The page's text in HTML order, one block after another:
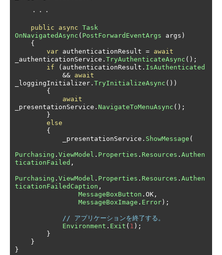
・・・
public async Task
OnNavigatedAsync ( PostForwardEventArgs args )
{
var authenticationResult = await
_authenticationService . TryAuthenticateAsync ();
if
( authenticationResult . IsAuthenticated
&& await
_loggingInitializer . TryInitializeAsync ())
{
await
_presentationService . NavigateToMenuAsync ();
}
else
{
            _presentationService
. ShowMessage (
Purchasing . ViewModel . Properties . Resources . Authen
ticationFailed ,
Purchasing . ViewModel . Properties . Resources . Authen
ticationFailedCaption ,
MessageBoxButton . OK ,
MessageBoxImage . Error);
// アプリケーションを終了する。
Environment . Exit ( 1 );
}
}
}